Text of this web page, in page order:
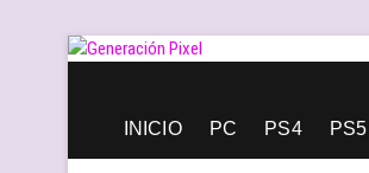
Saltar
Generación
INICIO PC PS4 PS5